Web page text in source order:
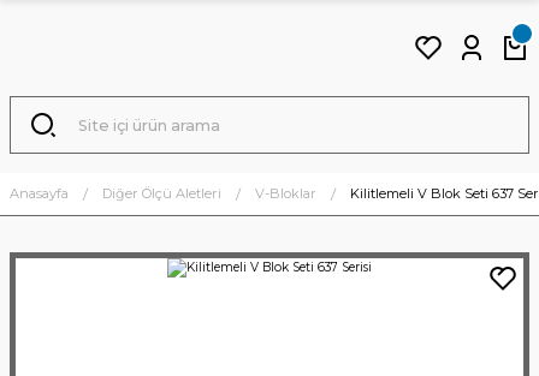
Anasayfa Diğer Ölçü Aletleri V-Bloklar Kilitlemeli V Blok Seti 637